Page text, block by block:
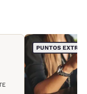
PUNTOS EXTRA